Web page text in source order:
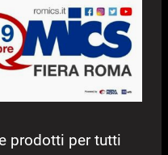
prodotti per tutti